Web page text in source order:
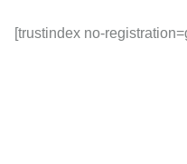
[trustindex no-